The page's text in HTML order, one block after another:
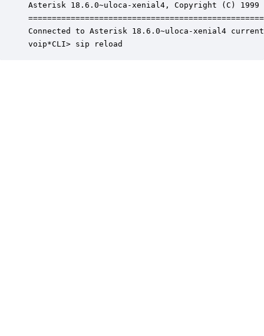
Asterisk 18.6.0~uloca-xenial4, Copyright (C) 1999
Connected to Asterisk 18.6.0~uloca-xenial4
voip*CLI> sip reload